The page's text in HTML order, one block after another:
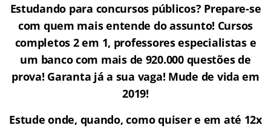
Estudando para concursos públicos? Prepare-se
com quem mais entende do assunto! Cursos
completos 2 em 1, professores especialistas e
um banco com mais de 920.000 questões de
prova! Garanta já a sua vaga! Mude de vida em
2019!
Estude onde, quando, como quiser e em até 12x